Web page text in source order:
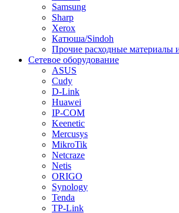
Samsung
Sharp
Xerox
Катюша/Sindoh
Прочие расходные материалы
Сетевое оборудование
ASUS
Cudy
D-Link
Huawei
IP-COM
Keenetic
Mercusys
MikroTik
Netcraze
Netis
ORIGO
Synology
Tenda
TP-Link